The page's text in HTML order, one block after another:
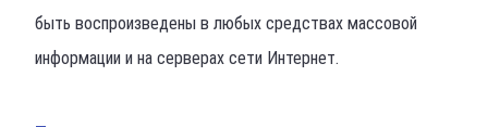
быть воспроизведены в любых средствах массовой
информации и на серверах сети Интернет.